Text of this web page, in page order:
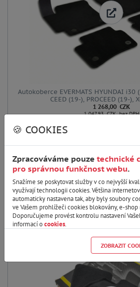
🍪 COOKIES
Zpracováváme pouze technické
pro správnou funkčnost webu.
Snažíme se poskytovat služby v co nejvyšší
využívají technologii cookies. Většina
automaticky nastavena tak, aby byly soubory
ve Vašem prohlížeči cookies blokovány, e-
Doporučujeme provést kontrolu nastavení
informací ocookies.
ZOBRAZIT
Autokoberce EVERMATS HYUNDAI i30
CEED (19-), PROCEED (19-),
1 268,00 CZK
1 047,93 CZK bez DPH
luxusním komfortem textilního povrchu.
které spojuje praktičnost a elegantní vzhled v
Kód:PT221235